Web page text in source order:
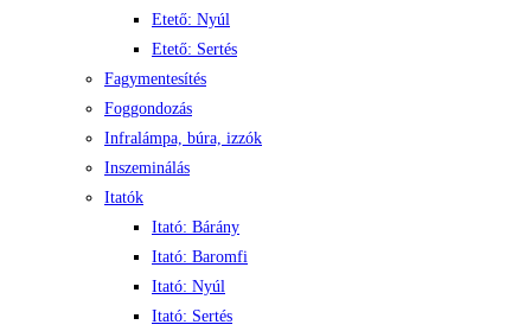
Etető: Nyúl
Etető: Sertés
Fagymentesítés
Foggondozás
Infralámpa, búra, izzók
Inszeminálás
Itatók
Itató: Bárány
Itató: Baromfi
Itató: Nyúl
Itató: Sertés